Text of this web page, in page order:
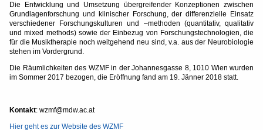
Die Entwicklung und Umsetzung übergreifender Konzeptionen zwischen
Grundlagenforschung und klinischer Forschung, der differenzielle Einsatz
verschiedener Forschungskulturen und –methoden (quantitativ, qualitativ
und mixed methods) sowie der Einbezug von Forschungstechnologien, die
für die Musiktherapie noch weitgehend neu sind, v.a. aus der Neurobiologie
stehen im Vordergrund.
Die Räumlichkeiten des WZMF in der Johannesgasse 8, 1010 Wien wurden
im Sommer 2017 bezogen, die Eröffnung fand am 19. Jänner 2018 statt.
Kontakt: wzmf@mdw.ac.at
Hier geht es zur Website des WZMF